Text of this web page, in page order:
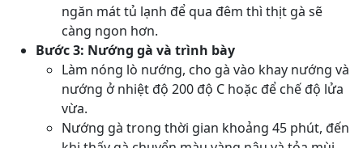
ngăn mát tủ lạnh để qua đêm thì thịt gà sẽ
càng ngon hơn.
Bước 3: Nướng gà và trình bày
Làm nóng lò nướng, cho gà vào khay nướng và
nướng ở nhiệt độ 200 độ C hoặc để chế độ lửa
vừa.
Nướng gà trong thời gian khoảng 45 phút, đến